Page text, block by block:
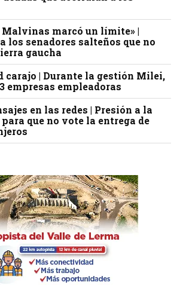
Malvinas marcó un límite» |
los senadores salteños que no
gaucha
carajo | Durante la gestión Milei,
empresas empleadoras
en las redes | Presión a la
que no vote la entrega de